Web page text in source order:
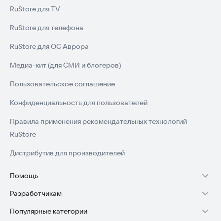
RuStore для TV
RuStore для телефона
RuStore для ОС Аврора
Медиа-кит (для СМИ и блогеров)
Пользовательское соглашение
Конфиденциальность для пользователей
Правила применения рекомендательных технологий
RuStore
Дистрибутив для производителей
Помощь
Установка RuStore на TV
Установка RuStore на телефон
Разработчикам
Зарабатывать с RuStore
Популярные категории